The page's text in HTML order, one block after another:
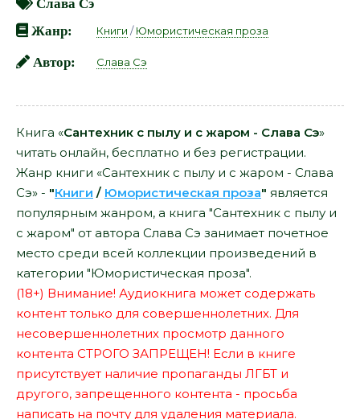
Слава Сэ
Жанр:
Книги /Юмористическая проза
Автор: Слава Сэ
Книга «Сантехник с пылу и с жаром - Слава Сэ»
читать онлайн, бесплатно и без регистрации.
Жанр книги «Сантехник с пылу и с жаром - Слава
Сэ» - "Книги / Юмористическая проза" является
популярным жанром, а книга "Сантехник с пылу и
с жаром" от автора Слава Сэ занимает почетное
место среди всей коллекции произведений в
категории "Юмористическая проза".
(18+) Внимание! Аудиокнига может содержать
контент только для совершеннолетних. Для
несовершеннолетних просмотр данного
контента СТРОГО ЗАПРЕЩЕН! Если в книге
присутствует наличие пропаганды ЛГБТ и
другого, запрещенного контента - просьба
написать на почту для удаления материала.